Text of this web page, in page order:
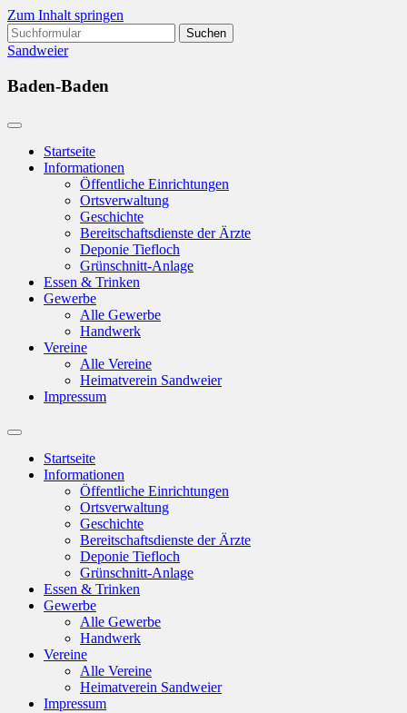
Zum Inhalt springen
Suchen
nach:
Sandweier
Baden-Baden
Startseite
Informationen
Öffentliche Einrichtungen
Ortsverwaltung
Geschichte
Bereitschaftsdienste der Ärzte
Deponie Tiefloch
Grünschnitt-Anlage
Essen & Trinken
Gewerbe
Alle Gewerbe
Handwerk
Vereine
Alle Vereine
Heimatverein Sandweier
Impressum
Suchfeld
ein-/ausblenden
Startseite
Informationen
Öffentliche Einrichtungen
Ortsverwaltung
Geschichte
Bereitschaftsdienste der Ärzte
Deponie Tiefloch
Grünschnitt-Anlage
Essen & Trinken
Gewerbe
Alle Gewerbe
Handwerk
Vereine
Alle Vereine
Heimatverein Sandweier
Impressum